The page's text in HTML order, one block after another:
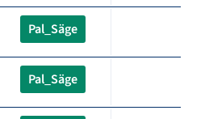
Pal_Säge
Pal_Säge